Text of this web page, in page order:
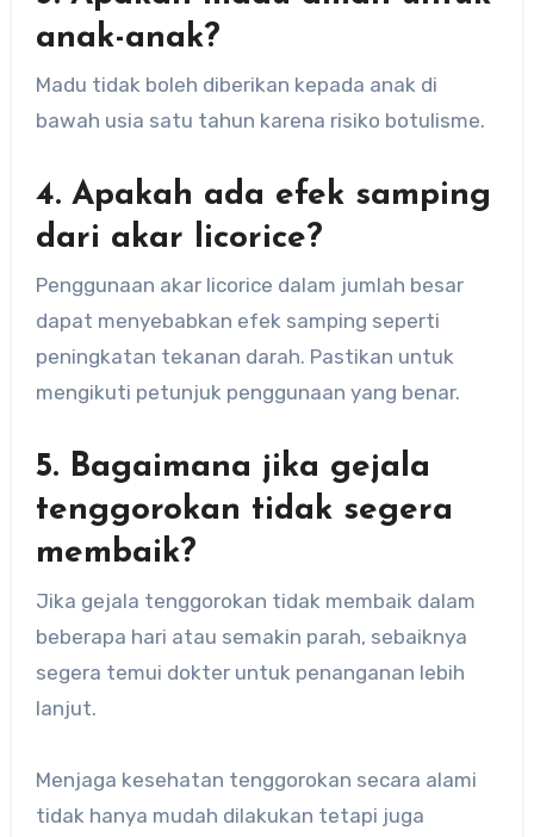
anak-anak?
Madu tidak boleh diberikan kepada anak di
bawah usia satu tahun karena risiko botulisme.
4. Apakah ada efek samping
dari akar licorice?
Penggunaan akar licorice dalam jumlah besar
dapat menyebabkan efek samping seperti
peningkatan tekanan darah. Pastikan untuk
mengikuti petunjuk penggunaan yang benar.
5. Bagaimana jika gejala
tenggorokan tidak segera
membaik?
Jika gejala tenggorokan tidak membaik dalam
beberapa hari atau semakin parah, sebaiknya
segera temui dokter untuk penanganan lebih
lanjut.
Menjaga kesehatan tenggorokan secara alami
tidak hanya mudah dilakukan tetapi juga